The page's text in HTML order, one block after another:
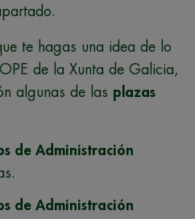
te hagas una idea de lo
de la Xunta de Galicia,
algunas de las plazas
de Administración
de Administración